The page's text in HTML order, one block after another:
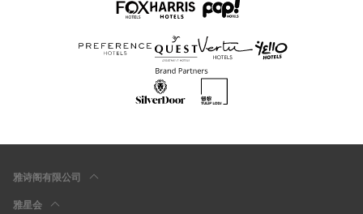
雅诗阁有限公司
雅星会